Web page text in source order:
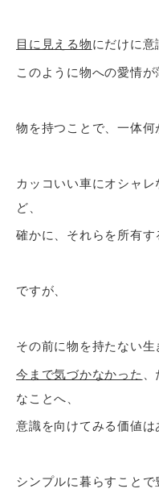
目に見える物にだけに意
このように物への愛情が
物を持つことで、一体何
カッコいい車にオシャ
ど、
確かに、それらを所有す
ですが、
その前に物を持たない生
今まで気づかなかった
なことへ、
意識を向けてみる価値は
シンプルに暮らすこと